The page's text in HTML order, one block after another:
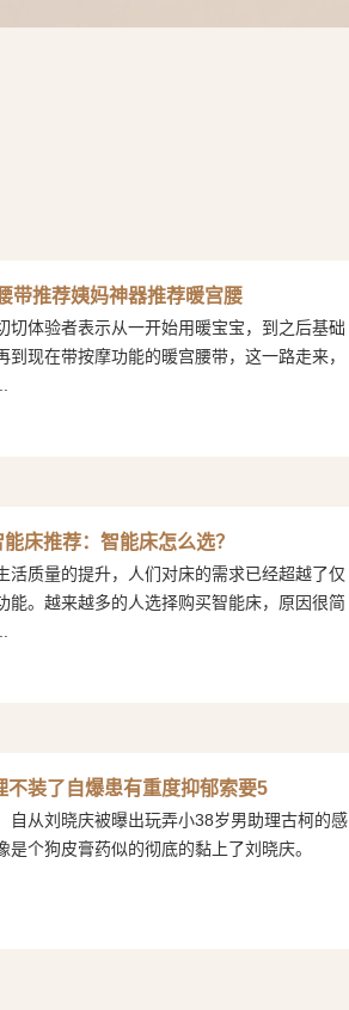
带推荐姨妈神器推荐暖宫腰
者表示从一开始用暖宝宝，到之后基础
到现在带按摩功能的暖宫腰带，这一路走来，
床推荐：智能床怎么选？
的提升，人们对床的需求已经超越了仅
能。越来越多的人选择购买智能床，原因很简
不装了自爆患有重度抑郁索要5
晓庆被曝出玩弄小38岁男助理古柯的感
是个狗皮膏药似的彻底的黏上了刘晓庆。